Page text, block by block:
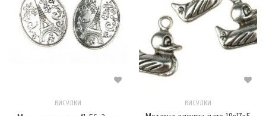
ВИСУЛКИ ВИСУЛКИ